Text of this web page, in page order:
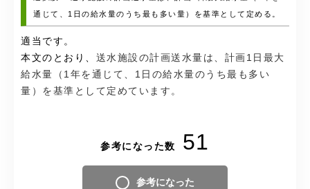
通じて、1日の給水量のうち最も多い量）を基準として定める。
適当です。
本文のとおり、 送水施設の計画送水量は、計画1日最大
給水量（1年を通じて、1日の給水量のうち最も多い
量）を基準として定めています。
参考になった数 51
参考になった